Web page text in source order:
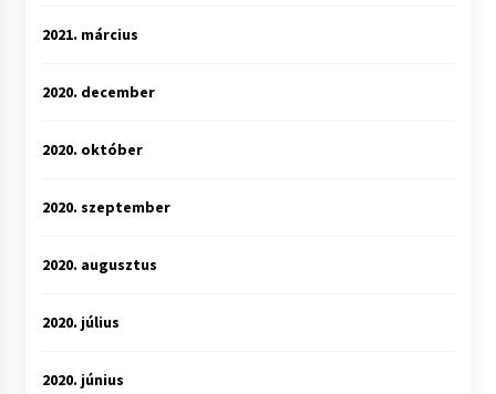
2021. március
2020. december
2020. október
2020. szeptember
2020. augusztus
2020. július
2020. június